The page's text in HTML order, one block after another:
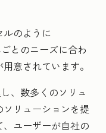
のように
とのニーズに合わ
意されています。
、数多くのソリュ
リューションを提
ユーザーが自社の